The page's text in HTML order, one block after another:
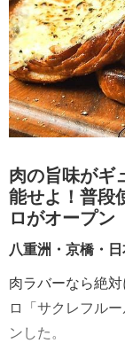
肉の旨味がギ
能せよ！普段
ロがオープン
八重洲・京橋・
肉ラバーなら絶
ロ「サクレフル
ンした。